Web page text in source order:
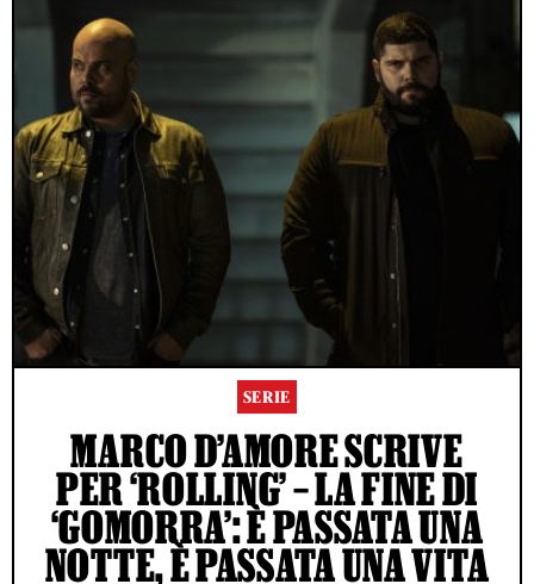
SERIE
MARCO D’AMORE SCRIVE
PER ‘ROLLING’ – LA FINE DI
‘GOMORRA’: È PASSATA UNA
NOTTE, È PASSATA UNA VITA